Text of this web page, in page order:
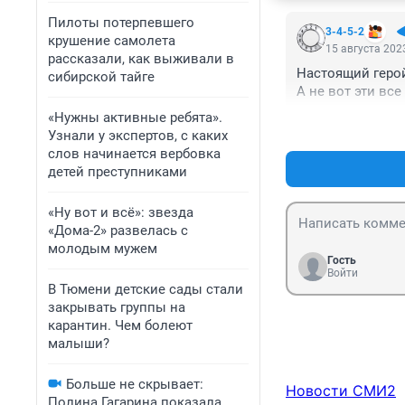
Пилоты потерпевшего
крушение самолета
рассказали, как выживали в
сибирской тайге
«Нужны активные ребята».
Узнали у экспертов, с каких
слов начинается вербовка
детей преступниками
«Ну вот и всё»: звезда
«Дома-2» развелась с
молодым мужем
В Тюмени детские сады стали
закрывать группы на
карантин. Чем болеют
малыши?
Больше не скрывает:
3-4-5-2
15 августа
Настоящий
А не вот эти
Гость
Войти
Новости СМИ2